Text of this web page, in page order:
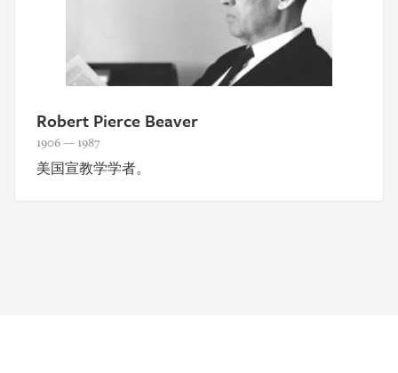
Robert Pierce Beaver
1906 — 1987
美国宣教学学者。